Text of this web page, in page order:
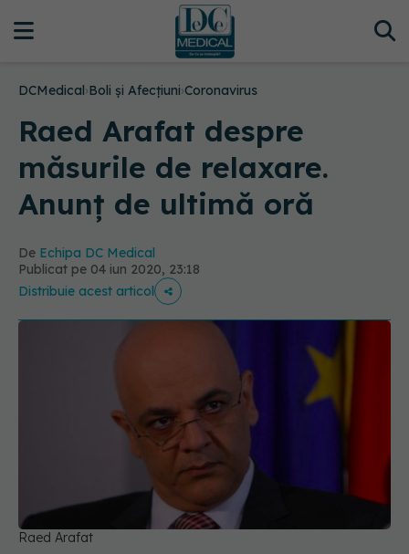
DCMedical›Boli și Afecțiuni›Coronavirus
Raed Arafat despre
măsurile de relaxare.
Anunț de ultimă oră
De Echipa DC Medical
Publicat pe 04 iun 2020, 23:18
Distribuie acest articol
Raed Arafat